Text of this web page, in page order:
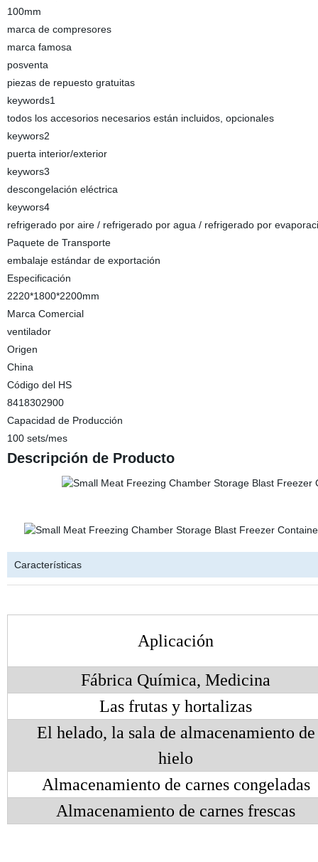
100mm
marca de compresores
marca famosa
posventa
piezas de repuesto gratuitas
keywords1
todos los accesorios necesarios están incluidos, opcionales
keywors2
puerta interior/exterior
keywors3
descongelación eléctrica
keywors4
refrigerado por aire / refrigerado por agua / refrigerado por
Paquete de Transporte
embalaje estándar de exportación
Especificación
2220*1800*2200mm
Marca Comercial
ventilador
Origen
China
Código del HS
8418302900
Capacidad de Producción
100 sets/mes
Descripción de Producto
Características
Aplicación
Fábrica Química, Medicina
Las frutas y hortalizas
El helado, la sala de almacenamiento de
hielo
Almacenamiento de carnes congeladas
Almacenamiento de carnes frescas